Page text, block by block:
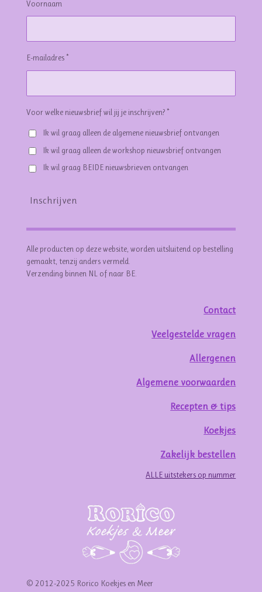
Voornaam
E-mailadres *
Voor welke nieuwsbrief wil jij je inschrijven? *
Ik wil graag alleen de algemene nieuwsbrief ontvangen
Ik wil graag alleen de workshop nieuwsbrief ontvangen
Ik wil graag BEIDE nieuwsbrieven ontvangen
Inschrijven
Alle producten op deze website, worden uitsluitend op bestelling
gemaakt, tenzij anders vermeld.
Verzending binnen NL of naar BE.
Contact
Veelgestelde vragen
Allergenen
Algemene voorwaarden
Recepten & tips
Koekjes
Zakelijk bestellen
ALLE uitstekers op nummer
© 2012-2025 Rorico Koekjes en Meer